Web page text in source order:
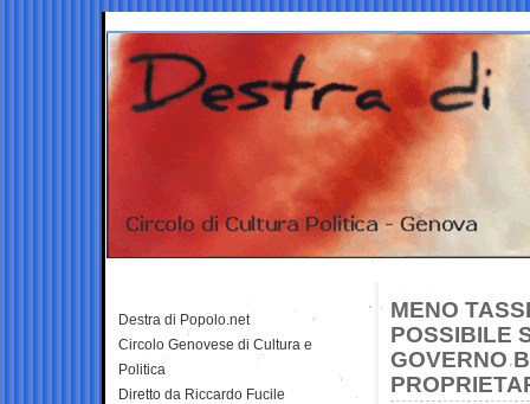
MENO
POSSIBILE
GOVERNO
Destra di Popolo.net
Circolo Genovese di Cultura e
Politica
Diretto da Riccardo Fucile